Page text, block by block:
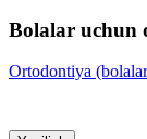
Bolalar uchun
Ortodontiya